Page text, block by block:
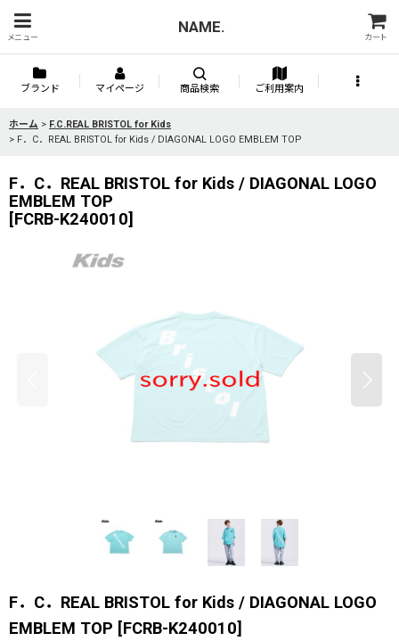
メニュー
NAME.
カート
ブランド マイページ 商品検索 ご利用案内
ホーム > F.C.REAL BRISTOL for Kids
> F．C．REAL BRISTOL for Kids / DIAGONAL LOGO EMBLEM TOP
F．C．REAL BRISTOL for Kids / DIAGONAL LOGO
EMBLEM TOP
[FCRB-K240010]
F．C．REAL BRISTOL for Kids / DIAGONAL LOGO
EMBLEM TOP [FCRB-K240010]